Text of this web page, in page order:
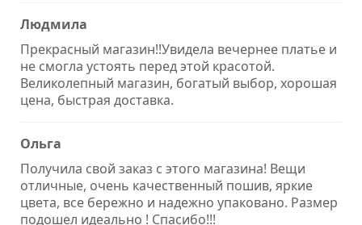
Людмила
Прекрасный магазин!!Увидела вечернее платье и
не смогла устоять перед этой красотой.
Великолепный магазин, богатый выбор, хорошая
цена, быстрая доставка.
Ольга
Получила свой заказ с этого магазина! Вещи
отличные, очень качественный пошив, яркие
цвета, все бережно и надежно упаковано. Размер
подошел идеально ! Спасибо!!!